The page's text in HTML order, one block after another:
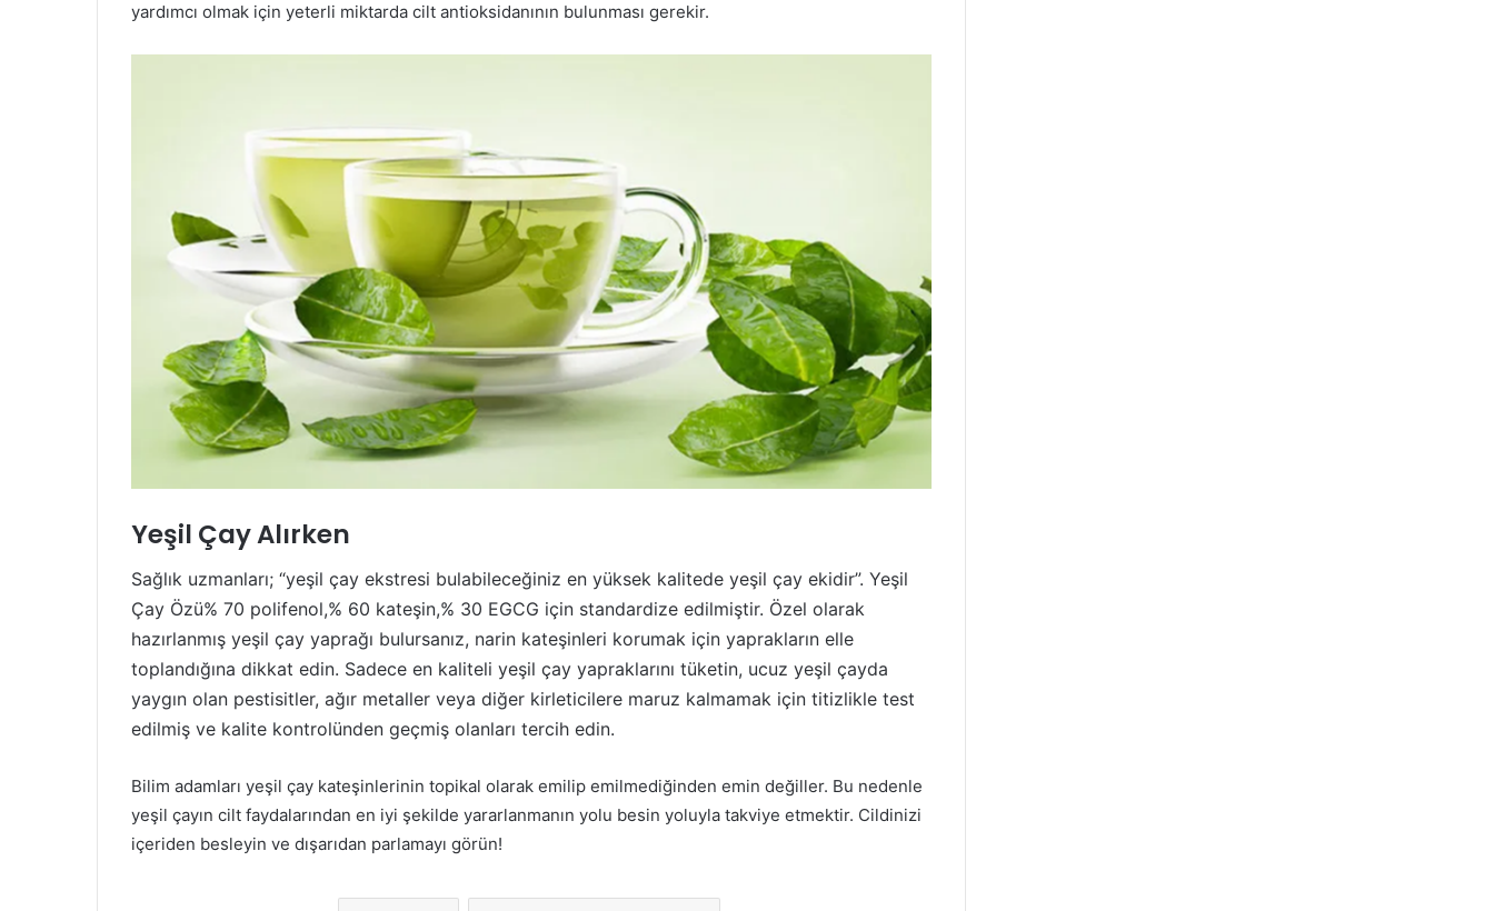
yardımcı olmak için yeterli miktarda cilt antioksidanının bulunması gerekir.
Yeşil Çay Alırken
Sağlık uzmanları; “yeşil çay ekstresi bulabileceğiniz en yüksek kalitede yeşil çay ekidir”. Yeşil
Çay Özü% 70 polifenol,% 60 kateşin,% 30 EGCG için standardize edilmiştir. Özel olarak
hazırlanmış yeşil çay yaprağı bulursanız, narin kateşinleri korumak için yaprakların elle
toplandığına dikkat edin. Sadece en kaliteli yeşil çay yapraklarını tüketin, ucuz yeşil çayda
yaygın olan pestisitler, ağır metaller veya diğer kirleticilere maruz kalmamak için titizlikle test
edilmiş ve kalite kontrolünden geçmiş olanları tercih edin.
Bilim adamları yeşil çay kateşinlerinin topikal olarak emilip emilmediğinden emin değiller. Bu nedenle
yeşil çayın cilt faydalarından en iyi şekilde yararlanmanın yolu besin yoluyla takviye etmektir. Cildinizi
içeriden besleyin ve dışarıdan parlamayı görün!